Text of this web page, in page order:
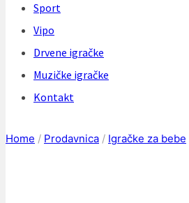
Sport
Vipo
Drvene igračke
Muzičke igračke
Kontakt
Home / Prodavnica / Igračke za bebe